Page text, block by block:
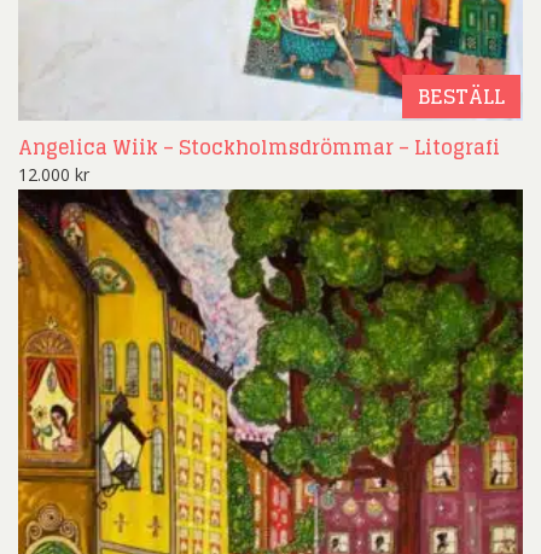
BESTÄLL
Angelica Wiik – Stockholmsdrömmar – Litografi
12.000 kr